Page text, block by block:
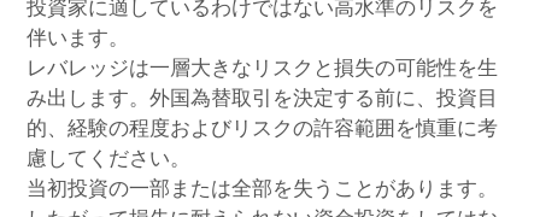
投資家に適しているわけではない高水準のリスクを
伴います。
レバレッジは一層大きなリスクと損失の可能性を生
み出します。外国為替取引を決定する前に、投資目
的、経験の程度およびリスクの許容範囲を慎重に考
慮してください。
当初投資の一部または全部を失うことがあります。